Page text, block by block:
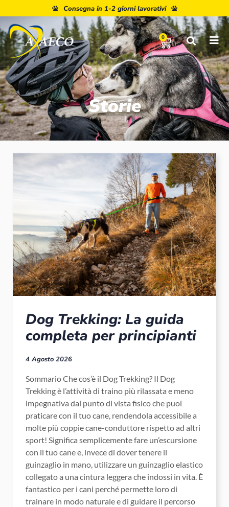
Consegna in 1-2 giorni lavorativi
Paga a rate con Paypal o Klarna
0
Storie
Dog Trekking: La guida
completa per principianti
4 Agosto 2026
Sommario Che cos’è il Dog Trekking? Il Dog
Trekking è l’attività di traino più rilassata e meno
impegnativa dal punto di vista fisico che puoi
praticare con il tuo cane, rendendola accessibile a
molte più coppie cane-conduttore rispetto ad altri
sport! Significa semplicemente fare un’escursione
con il tuo cane e, invece di dover tenere il
guinzaglio in mano, utilizzare un guinzaglio elastico
collegato a una cintura leggera che indossi in vita. È
fantastico per i cani perché permette loro di
trainare in modo naturale e di guidare il percorso